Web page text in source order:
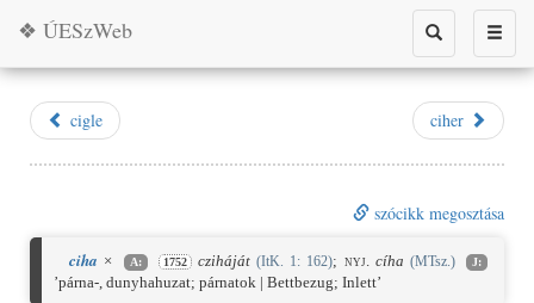
Toggle
Toggle
search
❖ ÚESzWeb
cigle ciher
szócikk megosztása
ciha × A: 1752 cziháját (ItK. 1: 162); nyj. cíha (MTsz.) J:
’párna-, dunyhahuzat; párnatok | Bettbezug; Inlett’